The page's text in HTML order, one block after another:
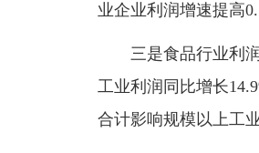
业企业利润增速提高
三是食品行业利润
工业利润同比增长
合计影响规模以上工